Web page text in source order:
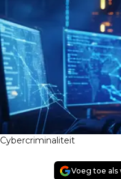
Cybercriminaliteit
Voeg toe als